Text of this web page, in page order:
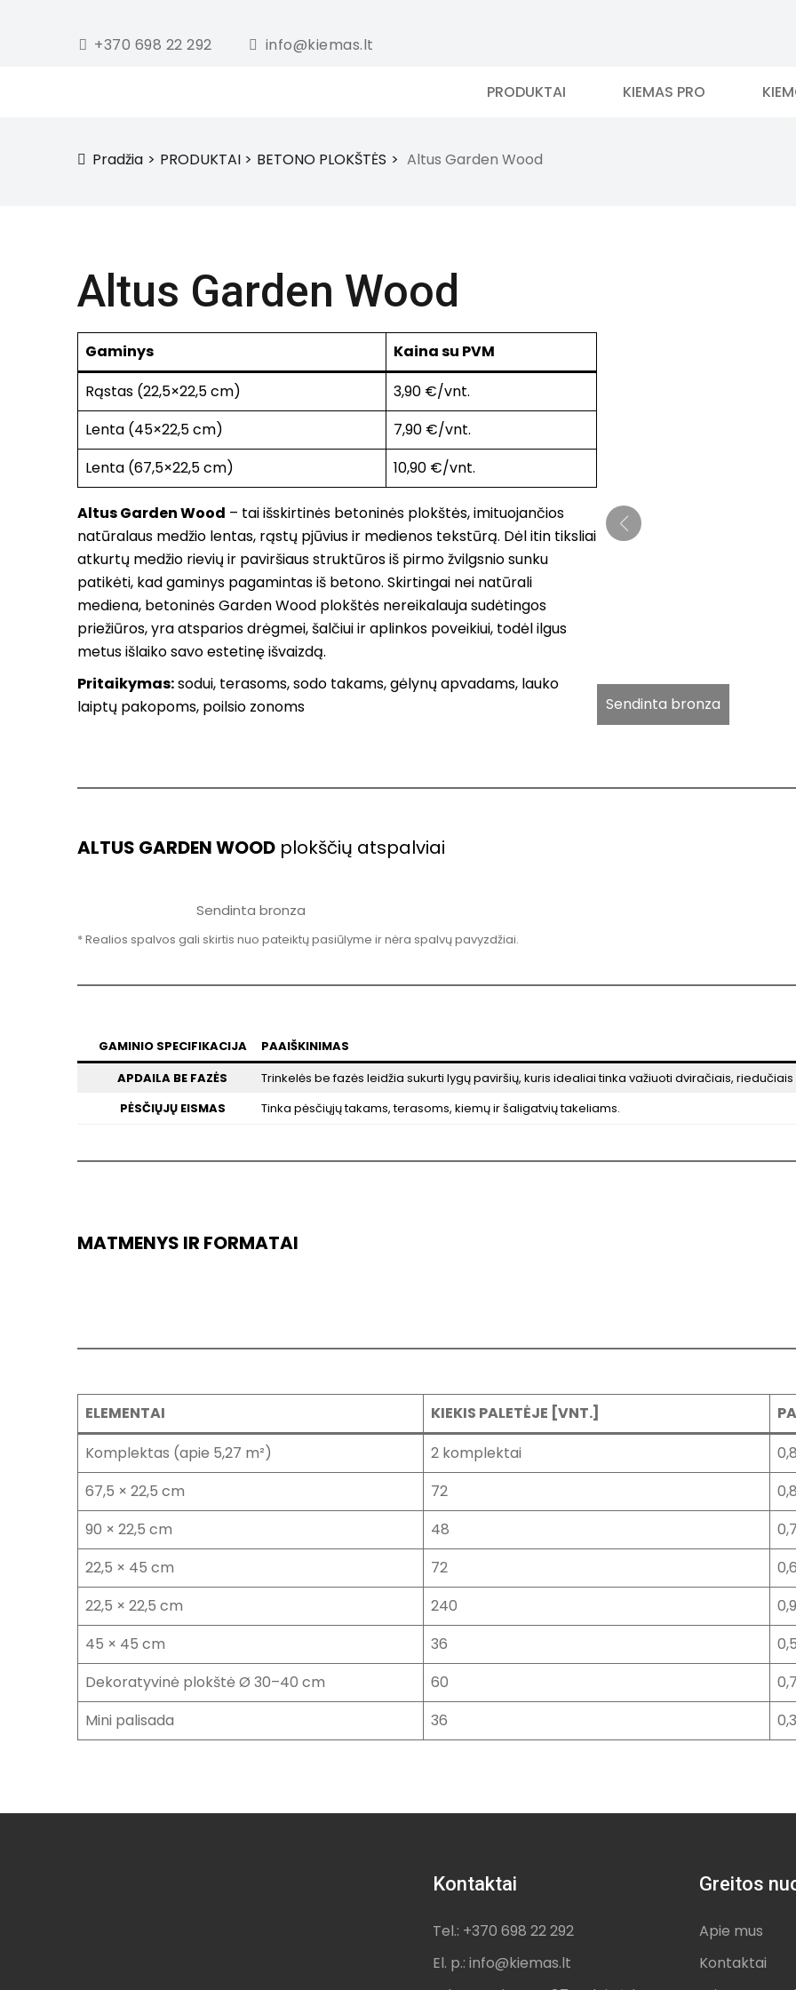
+370 698 22 292 info@kiemas.lt
PRODUKTAI KIEMAS PRO
icon
Pradžia PRODUKTAI BETONO PLOKŠTĖS Altus Garden Wood
Altus Garden Wood
Gaminys
Kaina su PVM
Rąstas (22,5×22,5 cm)
3,90 €/vnt.
Lenta (45×22,5 cm)
7,90 €/vnt.
Lenta (67,5×22,5 cm)
10,90 €/vnt.
Altus Garden Wood – tai išskirtinės betoninės plokštės, imituojančios
natūralaus medžio lentas, rąstų pjūvius ir medienos tekstūrą. Dėl itin tiksliai
atkurtų medžio rievių ir paviršiaus struktūros iš pirmo žvilgsnio sunku
patikėti, kad gaminys pagamintas iš betono. Skirtingai nei natūrali
mediena, betoninės Garden Wood plokštės nereikalauja sudėtingos
priežiūros, yra atsparios drėgmei, šalčiui ir aplinkos poveikiui, todėl ilgus
metus išlaiko savo estetinę išvaizdą.
Pritaikymas:sodui, terasoms, sodo takams, gėlynų apvadams, lauko
laiptų pakopoms, poilsio zonoms
Sendinta bronza
ALTUS GARDEN WOOD plokščių atspalviai
Sendinta bronza
* Realios spalvos gali skirtis nuo pateiktų pasiūlyme ir nėra spalvų pavyzdžiai.
GAMINIO SPECIFIKACIJA PAAIŠKINIMAS
APDAILA BE FAZĖS
Trinkelės be fazės leidžia sukurti lygų paviršių, kuris idealiai tinka važiuoti dviračiais,
PĖSČIŲJŲ EISMAS
Tinka pėsčiųjų takams, terasoms, kiemų ir šaligatvių takeliams.
MATMENYS IR FORMATAI
ELEMENTAI KIEKIS PALETĖJE [VNT.]
Komplektas (apie 5,27 m²)
2 komplektai
67,5 × 22,5 cm
72
90 × 22,5 cm
48
22,5 × 45 cm
72
22,5 × 22,5 cm
240
45 × 45 cm
36
Dekoratyvinė plokštė Ø 30–40 cm
60
Mini palisada
36
Kontaktai
Tel.: +370 698 22 292
El. p.: info@kiemas.lt
Greitos
Apie mus
Kontaktai